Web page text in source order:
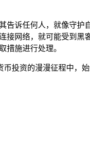
诉任何人，就像守护
网络，就可能受到黑
措施进行处理。
投资的漫漫征程中，